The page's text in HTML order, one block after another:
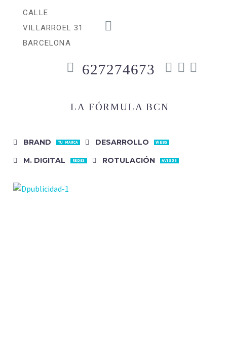
CALLE
VILLARROEL 31
BARCELONA
627274673
LA FÓRMULA BCN
BRAND TU MARCA DESARROLLO WEBS
M. DIGITAL REDES ROTULACIÓN AVISOS